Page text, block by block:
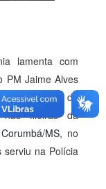
lamenta com
PM Jaime Alves
na cidade de
nas fileiras da
Corumbá/MS, no
serviu na Polícia